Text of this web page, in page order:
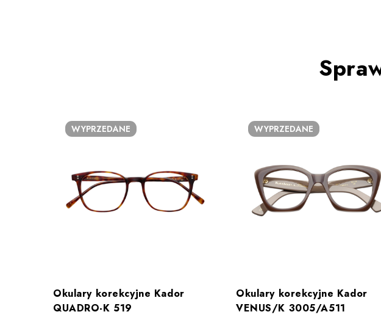
WYPRZEDANE
Okulary korekcyjne Kador
QUADRO-K 519
WYPRZEDANE
Okulary korekcyjne Kador
VENUS/K 3005/A511